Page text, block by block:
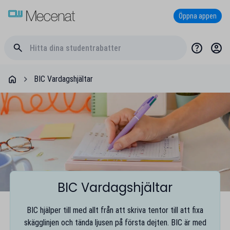
Öppna appen
BIC Vardagshjältar
BIC Vardagshjältar
BIC hjälper till med allt från att skriva tentor till att fixa
skägglinjen och tända ljusen på första dejten. BIC är med